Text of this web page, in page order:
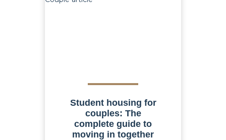
Student housing for
couples: The
complete guide to
moving in together